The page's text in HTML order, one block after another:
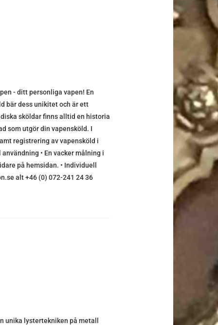
- ditt personliga vapen! En
bär dess unikitet och är ett
sköldar finns alltid en historia
som utgör din vapensköld. I
registrering av vapensköld i
• En vacker målning i
på hemsidan. • Individuell
alt +46 (0) 072-241 24 36
unika lystertekniken på metall